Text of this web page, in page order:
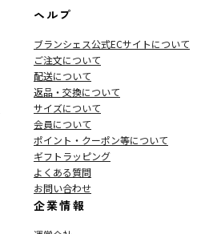
ヘルプ
ブランシェス公式ECサイトについて
ご注文について
配送について
返品・交換について
サイズについて
会員について
ポイント・クーポン等について
ギフトラッピング
よくある質問
お問い合わせ
企業情報